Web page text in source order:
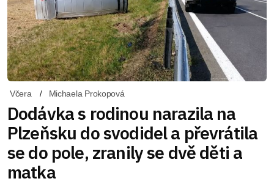
Včera Michaela Prokopová
Dodávka s rodinou narazila na
Plzeňsku do svodidel a převrátila
se do pole, zranily se dvě děti a
matka